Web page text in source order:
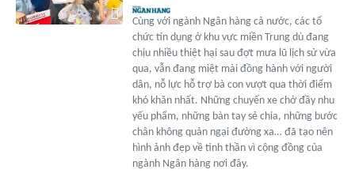
Cùng với ngành Ngân hàng cả nước, các tổ
chức tín dụng ở khu vực miền Trung dù đang
chịu nhiều thiệt hại sau đợt mưa lũ lịch sử vừa
qua, vẫn đang miệt mài đồng hành với người
dân, nỗ lực hỗ trợ bà con vượt qua thời điểm
khó khăn nhất. Những chuyến xe chở đầy nhu
yếu phẩm, những bàn tay sẻ chia, những bước
chân không quản ngại đường xa… đã tạo nên
hình ảnh đẹp về tinh thần vì cộng đồng của
ngành Ngân hàng nơi đây.